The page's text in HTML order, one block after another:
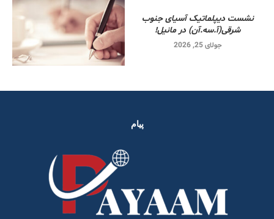
نشست دیپلماتیک آسیای جنوب
شرقی‌(آ.سه.آن) در مانیل!
جولای 25, 2026
پیام